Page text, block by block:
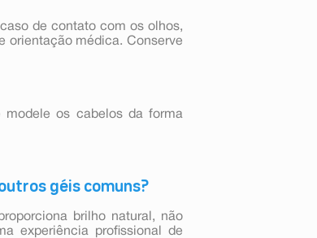
de contato com os olhos,
orientação médica. Conserve
modele os cabelos da forma
géis comuns?
brilho natural, não
experiência profissional de